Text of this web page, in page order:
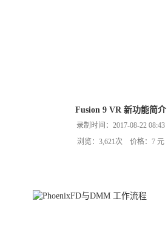
Fusion 9 VR 新功能简介
录制时间：2017-08-22 08:43
浏览：3,621次 价格：7 元